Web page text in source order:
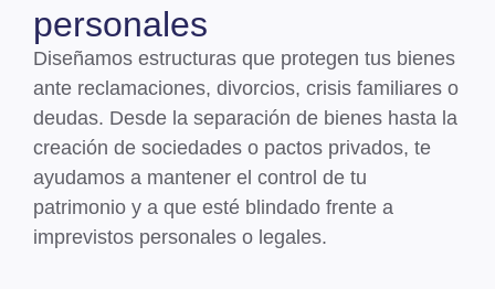
personales
Diseñamos estructuras que protegen tus bienes
ante reclamaciones, divorcios, crisis familiares o
deudas. Desde la separación de bienes hasta la
creación de sociedades o pactos privados, te
ayudamos a mantener el control de tu
patrimonio y a que esté blindado frente a
imprevistos personales o legales.